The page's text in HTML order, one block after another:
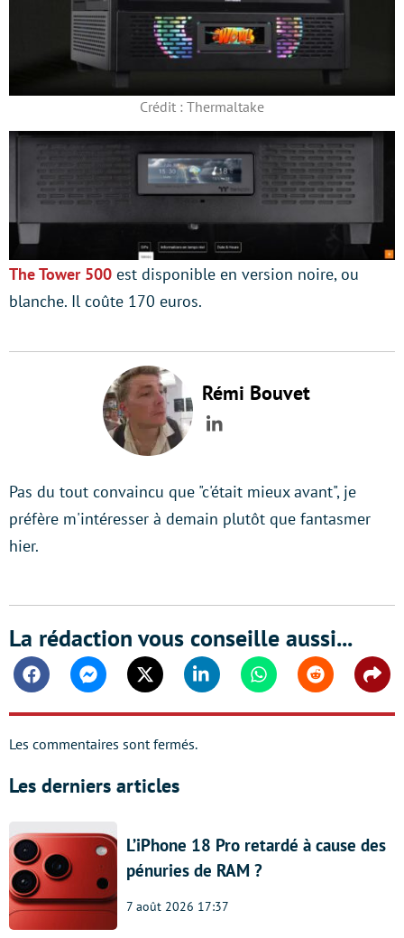
Crédit : Thermaltake
The Tower 500 est disponible en version noire, ou
blanche. Il coûte 170 euros.
Rémi Bouvet
LinkedIn
Pas du tout convaincu que "c'était mieux avant", je
préfère m'intéresser à demain plutôt que fantasmer
hier.
La rédaction vous conseille aussi...
FacebookMessengerTwitter Linkedin WhatsappReddit
Les commentaires sont fermés.
Les derniers articles
L’iPhone 18 Pro retardé à cause des
pénuries de RAM ?
7 août 2026 17:37